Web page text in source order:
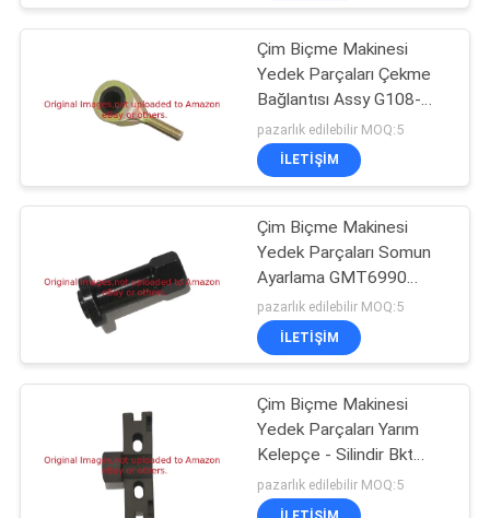
Çim Yaprak Üfleyici
Çim biçme makinesi
bıçakları
Çim Biçme Makinesi
Yedek Parçaları Çekme
Bağlantısı Assy G108-
6542 Toro İçin Fit
pazarlık edilebilir MOQ:5
İLETIŞIM
Çim Biçme Makinesi
Yedek Parçaları Somun
Ayarlama GMT6990
Deere İçin Fit
pazarlık edilebilir MOQ:5
İLETIŞIM
Çim Biçme Makinesi
Yedek Parçaları Yarım
Kelepçe - Silindir Bkt
GTCU28987
pazarlık edilebilir MOQ:5